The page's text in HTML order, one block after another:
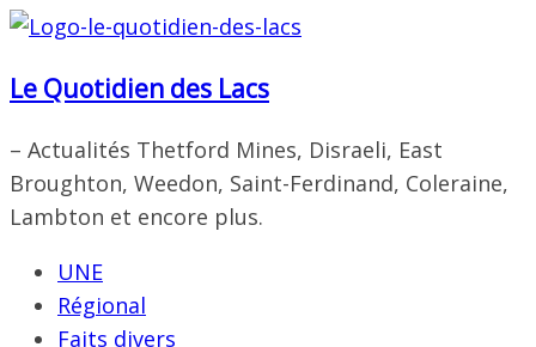
Passer
contenu
Le Quotidien des Lacs
– Actualités Thetford Mines, Disraeli, East
Broughton, Weedon, Saint-Ferdinand, Coleraine,
Lambton et encore plus.
UNE
Régional
Faits divers